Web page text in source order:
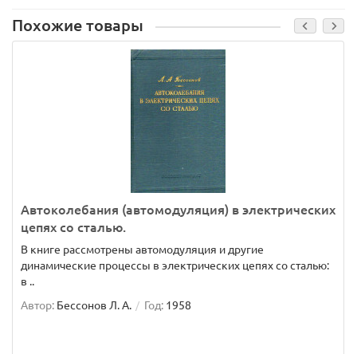
Похожие товары
Автоколебания (автомодуляция) в электрических
цепях со сталью.
В книге рассмотрены автомодуляция и другие
динамические процессы в электрических цепях со сталью:
в ..
Автор: Бессонов Л. А. Год: 1958